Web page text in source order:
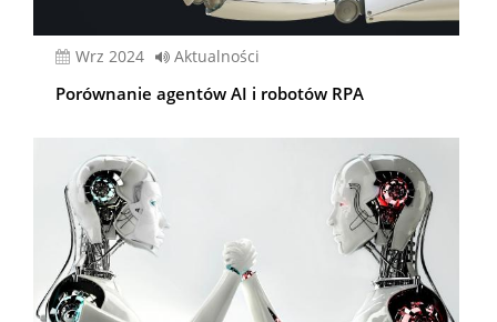
wrz 2024 Aktualności
Porównanie agentów AI i robotów RPA